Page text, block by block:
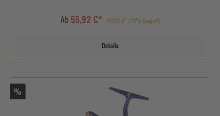
Ab 55,92 €* 69,90 €* (20% gespart)
Details
%